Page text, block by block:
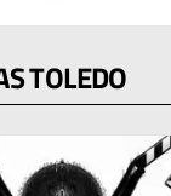
TOLEDO